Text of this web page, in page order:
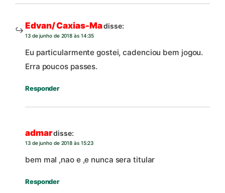
Edvan/ Caxias-Madisse:
13 de junho de 2018 às 14:35
Eu particularmente gostei, cadenciou bem jogou.
Erra poucos passes.
Responder
admardisse:
13 de junho de 2018 às 15:23
bem mal ,nao e ,e nunca sera titular
Responder